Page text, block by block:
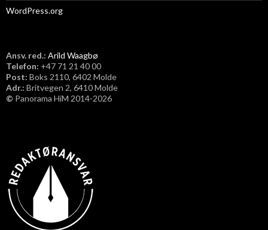
WordPress.org
Ansv. red.: Arild Waagbø
Telefon: ​+47 71 21 40 00
Post: Boks 2110, 6402 Molde
Adr.: Britvegen 2, 6410 Molde
© Panorama HiM 2014-2026